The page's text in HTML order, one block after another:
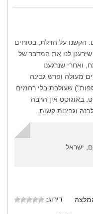
הקשנו על הדלת, בטוחים
שירענן לנו את המדבר של
ואחרי שנרגענו
מעולה ופרש גבינה
שעולבת בלי רחמים
באוגוסט אין הרבה
וגבינות קשות.
דירוג: